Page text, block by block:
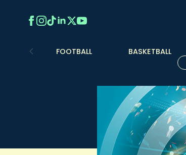
FOOTBALL BASKETBALL